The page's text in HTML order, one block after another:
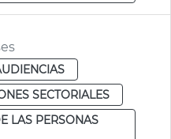
SECTORIALES
LAS PERSONAS